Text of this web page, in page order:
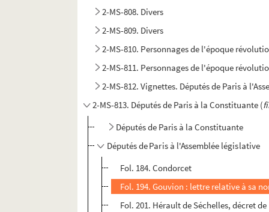
2-MS-808. Divers
2-MS-809. Divers
2-MS-810. Personnages de l'époque
2-MS-811. Personnages de l'époque
2-MS-812. Vignettes. Députés de Paris à
2-MS-813. Députés de Paris à la Constituante (
Députés de Paris à la Constituante
Députés de Paris à l'Assemblée législative
Fol. 184. Condorcet
Fol. 194. Gouvion : lettre relative à sa
Fol. 201. Hérault de Séchelles, décret